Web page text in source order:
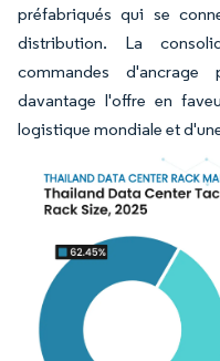
préfabriqués qui se
distribution. La
commandes d'ancrage
davantage l'offre en
logistique mondiale et